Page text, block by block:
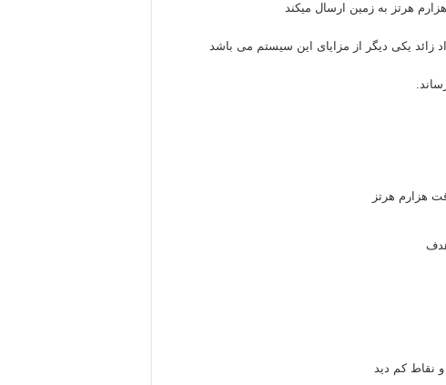
هرتز به زمین ارسال میکند
زائد یکی دیگر از مزایای این سیستم می باشد
هزارم هرتز
نقاط کم دید